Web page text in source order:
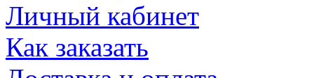
Личный кабинет
Как заказать